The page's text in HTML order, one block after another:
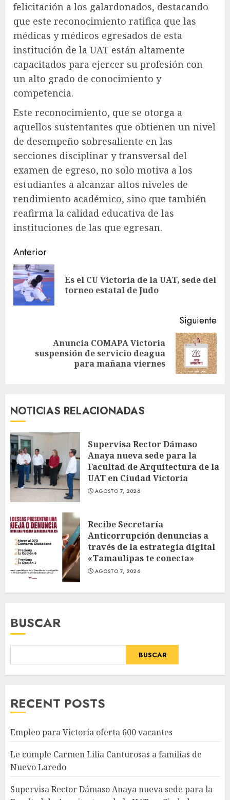
felicitación a los galardonados, destacando
que este reconocimiento ratifica que las
médicas y médicos egresados de esta
institución de la UAT están altamente
capacitados para ejercer su profesión con
un alto grado de conocimiento y
competencia.
Este reconocimiento, que se otorga a
aquellos sustentantes que obtienen un nivel
de desempeño sobresaliente en las
secciones disciplinar y transversal del
examen de egreso, no solo motiva a los
estudiantes a alcanzar altos niveles de
rendimiento académico, sino que también
reafirma la calidad educativa de las
instituciones de las que egresan.
Sigue
leyendo
Anterior
Es el CU Victoria de la UAT, sede del
torneo estatal de Judo
Siguiente
Siguiente
Anuncia COMAPA Victoria
suspensión de servicio deagua
para mañana viernes
NOTICIAS RELACIONADAS
Supervisa Rector Dámaso
Anaya nueva sede para la
Facultad de Arquitectura de la
UAT en Ciudad Victoria
AGOSTO 7, 2026
Recibe Secretaría
Anticorrupción denuncias a
través de la estrategia digital
«Tamaulipas te conecta»
AGOSTO 7, 2026
BUSCAR
BUSCAR
RECENT POSTS
Empleo para Victoria oferta 600 vacantes
Le cumple Carmen Lilia Canturosas a familias de
Nuevo Laredo
Supervisa Rector Dámaso Anaya nueva sede para la